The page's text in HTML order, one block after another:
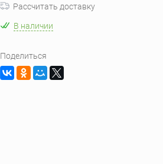
Рассчитать доставку
В наличии
Поделиться